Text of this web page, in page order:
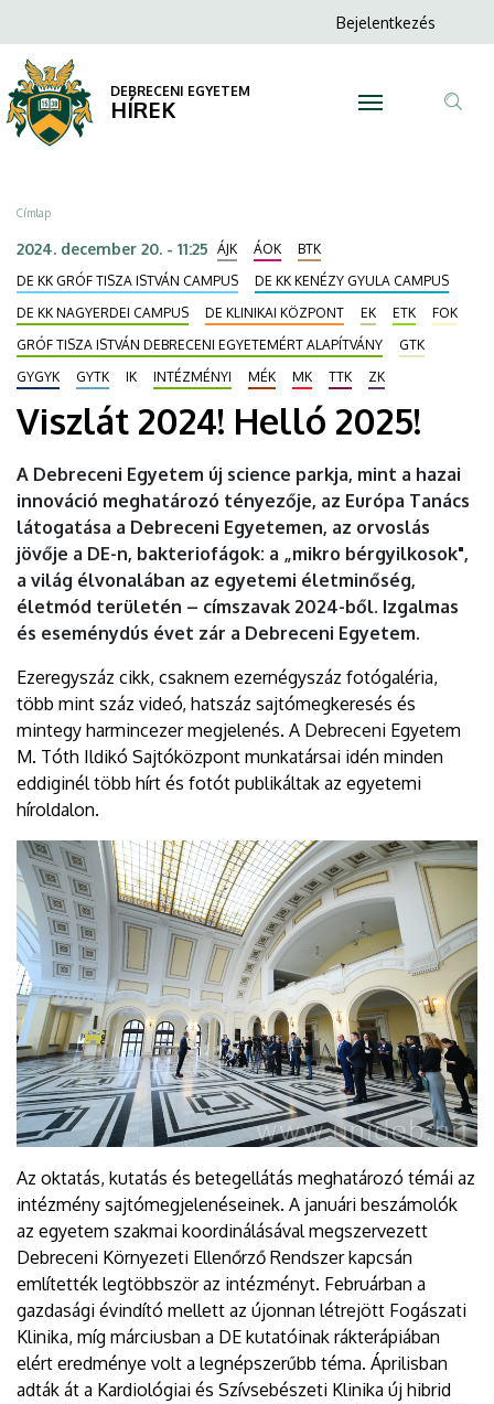
2024!
Helló
2025!
DEBRECENI
EGYETEM
a
tartalomra
Anonim
menüje
Bejelentkezés
DEBRECENI EGYETEM
HÍREK
Morzsa
Címlap
2024. december 20. - 11:25 ÁJK ÁOK
BTK
DE KK GRÓF TISZA ISTVÁN CAMPUS
DE KK KENÉZY GYULA CAMPUS
DE KK NAGYERDEI CAMPUS
DE KLINIKAI KÖZPONT EK ETK
FOK
GRÓF TISZA ISTVÁN DEBRECENI EGYETEMÉRT ALAPÍTVÁNY
GTK
GYGYK
GYTK IK INTÉZMÉNYI MÉK MK TTK ZK
Viszlát 2024! Helló 2025!
A Debreceni Egyetem új science parkja, mint a hazai
innováció meghatározó tényezője, az Európa Tanács
látogatása a Debreceni Egyetemen, az orvoslás
jövője a DE-n, bakteriofágok: a „mikro bérgyilkosok",
a világ élvonalában az egyetemi életminőség,
életmód területén – címszavak 2024-ből. Izgalmas
és eseménydús évet zár a Debreceni Egyetem.
Ezeregyszáz cikk, csaknem ezernégyszáz fotógaléria,
több mint száz videó, hatszáz sajtómegkeresés és
mintegy harmincezer megjelenés. A Debreceni Egyetem
M. Tóth Ildikó Sajtóközpont munkatársai idén minden
eddiginél több hírt és fotót publikáltak az egyetemi
híroldalon.
Az oktatás, kutatás és betegellátás meghatározó témái az
intézmény sajtómegjelenéseinek. A januári beszámolók
az egyetem szakmai koordinálásával megszervezett
Debreceni Környezeti Ellenőrző Rendszer kapcsán
említették legtöbbször az intézményt. Februárban a
gazdasági évindító mellett az újonnan létrejött Fogászati
Klinika, míg márciusban a DE kutatóinak rákterápiában
elért eredménye volt a legnépszerűbb téma. Áprilisban
adták át a Kardiológiai és Szívsebészeti Klinika új hibrid